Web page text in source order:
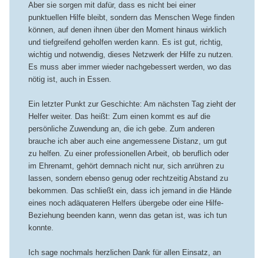
Aber sie sorgen mit dafür, dass es nicht bei einer
punktuellen Hilfe bleibt, sondern das Menschen Wege finden
können, auf denen ihnen über den Moment hinaus wirklich
und tiefgreifend geholfen werden kann. Es ist gut, richtig,
wichtig und notwendig, dieses Netzwerk der Hilfe zu nutzen.
Es muss aber immer wieder nachgebessert werden, wo das
nötig ist, auch in Essen.
Ein letzter Punkt zur Geschichte: Am nächsten Tag zieht der
Helfer weiter. Das heißt: Zum einen kommt es auf die
persönliche Zuwendung an, die ich gebe. Zum anderen
brauche ich aber auch eine angemessene Distanz, um gut
zu helfen. Zu einer professionellen Arbeit, ob beruflich oder
im Ehrenamt, gehört demnach nicht nur, sich anrühren zu
lassen, sondern ebenso genug oder rechtzeitig Abstand zu
bekommen. Das schließt ein, dass ich jemand in die Hände
eines noch adäquateren Helfers übergebe oder eine Hilfe-
Beziehung beenden kann, wenn das getan ist, was ich tun
konnte.
Ich sage nochmals herzlichen Dank für allen Einsatz, an